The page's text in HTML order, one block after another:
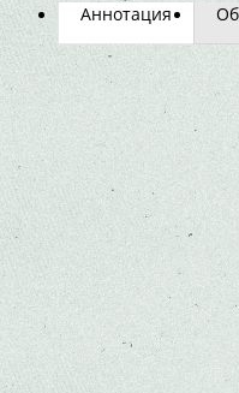
Аннотация